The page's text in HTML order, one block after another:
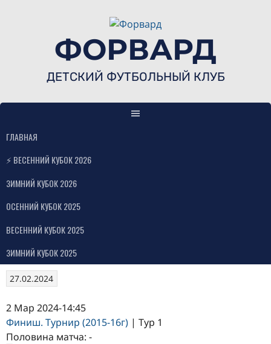
ФОРВАРД
ДЕТСКИЙ ФУТБОЛЬНЫЙ КЛУБ
ГЛАВНАЯ
⚡ ВЕСЕННИЙ КУБОК 2026
ЗИМНИЙ КУБОК 2026
ОСЕННИЙ КУБОК 2025
ВЕСЕННИЙ КУБОК 2025
ЗИМНИЙ КУБОК 2025
27.02.2024
2 Мар 2024-14:45
Финиш. Турнир (2015-16г) | Тур 1
Половина матча: -